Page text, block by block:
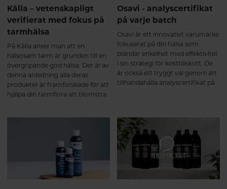
Källa – vetenskapligt
verifierat med fokus på
tarmhälsa
På Källa anser man att en
hälsosam tarm är grunden till en
övergripande god hälsa. Det är av
denna anledning alla deras
produkter är framforskade för att
hjälpa din tarmflora att blomstra.
Osavi - analyscertifikat
på varje batch
Osavi är ett innovativt varumärke
fokuserat på din hälsa som
blandar enkelhet med effektivitet
i sin strategi för kosttillskott. De
är också ett tryggt val genom att
tillhandahålla analyscertifikat på
renhet.